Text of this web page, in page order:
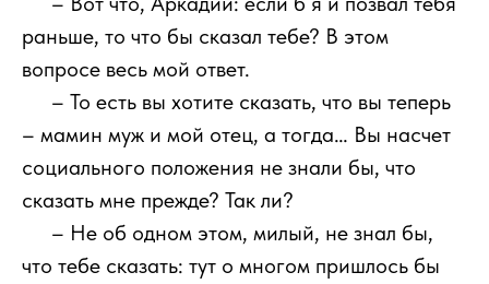
раньше, то что бы сказал тебе? В этом
вопросе весь мой ответ.
– То есть вы хотите сказать, что вы теперь
– мамин муж и мой отец, а тогда… Вы насчет
социального положения не знали бы, что
сказать мне прежде? Так ли?
– Не об одном этом, милый, не знал бы,
что тебе сказать: тут о многом пришлось бы